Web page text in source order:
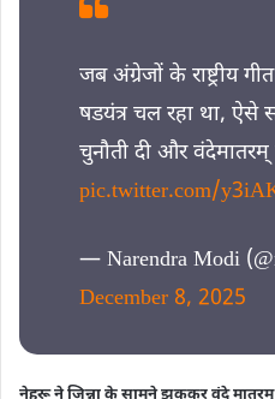
जब अंग्रेजों के राष्ट्रीय
षडयंत्र चल रहा था, ऐसे
चुनौती दी और
pic.twitter.com/
— Narendra Modi
December 8, 2025